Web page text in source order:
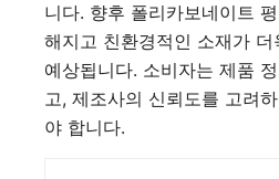
니다. 향후 폴리카보네이트
해지고 친환경적인 소재가
예상됩니다. 소비자는 제품
고, 제조사의 신뢰도를 고려
야 합니다.